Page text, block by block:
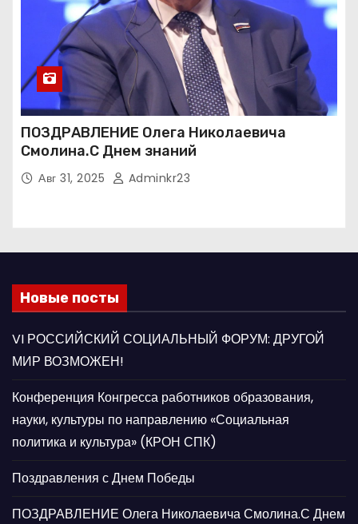
ПОЗДРАВЛЕНИЕ Олега Николаевича
Смолина.С Днем знаний
Авг 31, 2025 Adminkr23
Новые посты
VI РОССИЙСКИЙ СОЦИАЛЬНЫЙ ФОРУМ: ДРУГОЙ
МИР ВОЗМОЖЕН!
Конференция Конгресса работников образования,
науки, культуры по направлению «Социальная
политика и культура» (КРОН СПК)
Поздравления с Днем Победы
ПОЗДРАВЛЕНИЕ Олега Николаевича Смолина.С Днем